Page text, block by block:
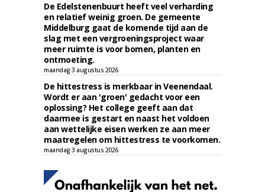
De Edelstenenbuurt heeft veel verharding
en relatief weinig groen. De gemeente
Middelburg gaat de komende tijd aan de
slag met een vergroeningsproject waar
meer ruimte is voor bomen, planten en
ontmoeting.
maandag 3 augustus 2026
De hittestress is merkbaar in Veenendaal.
Wordt er aan 'groen' gedacht voor een
oplossing? Het college geeft aan dat
daarmee is gestart en naast het voldoen
aan wettelijke eisen werken ze aan meer
maatregelen om hittestress te voorkomen.
maandag 3 augustus 2026